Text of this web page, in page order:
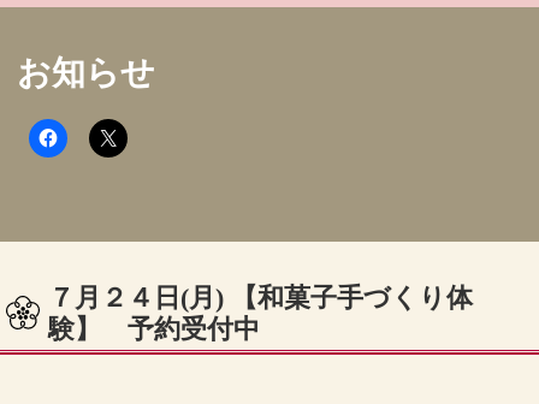
お知らせ
７月２４日(月) 【和菓子手づくり体
験】 予約受付中